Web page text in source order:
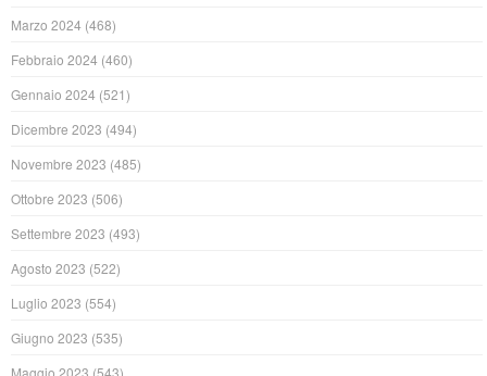
Marzo 2024 (468)
Febbraio 2024 (460)
Gennaio 2024 (521)
Dicembre 2023 (494)
Novembre 2023 (485)
Ottobre 2023 (506)
Settembre 2023 (493)
Agosto 2023 (522)
Luglio 2023 (554)
Giugno 2023 (535)
Maggio 2023 (543)